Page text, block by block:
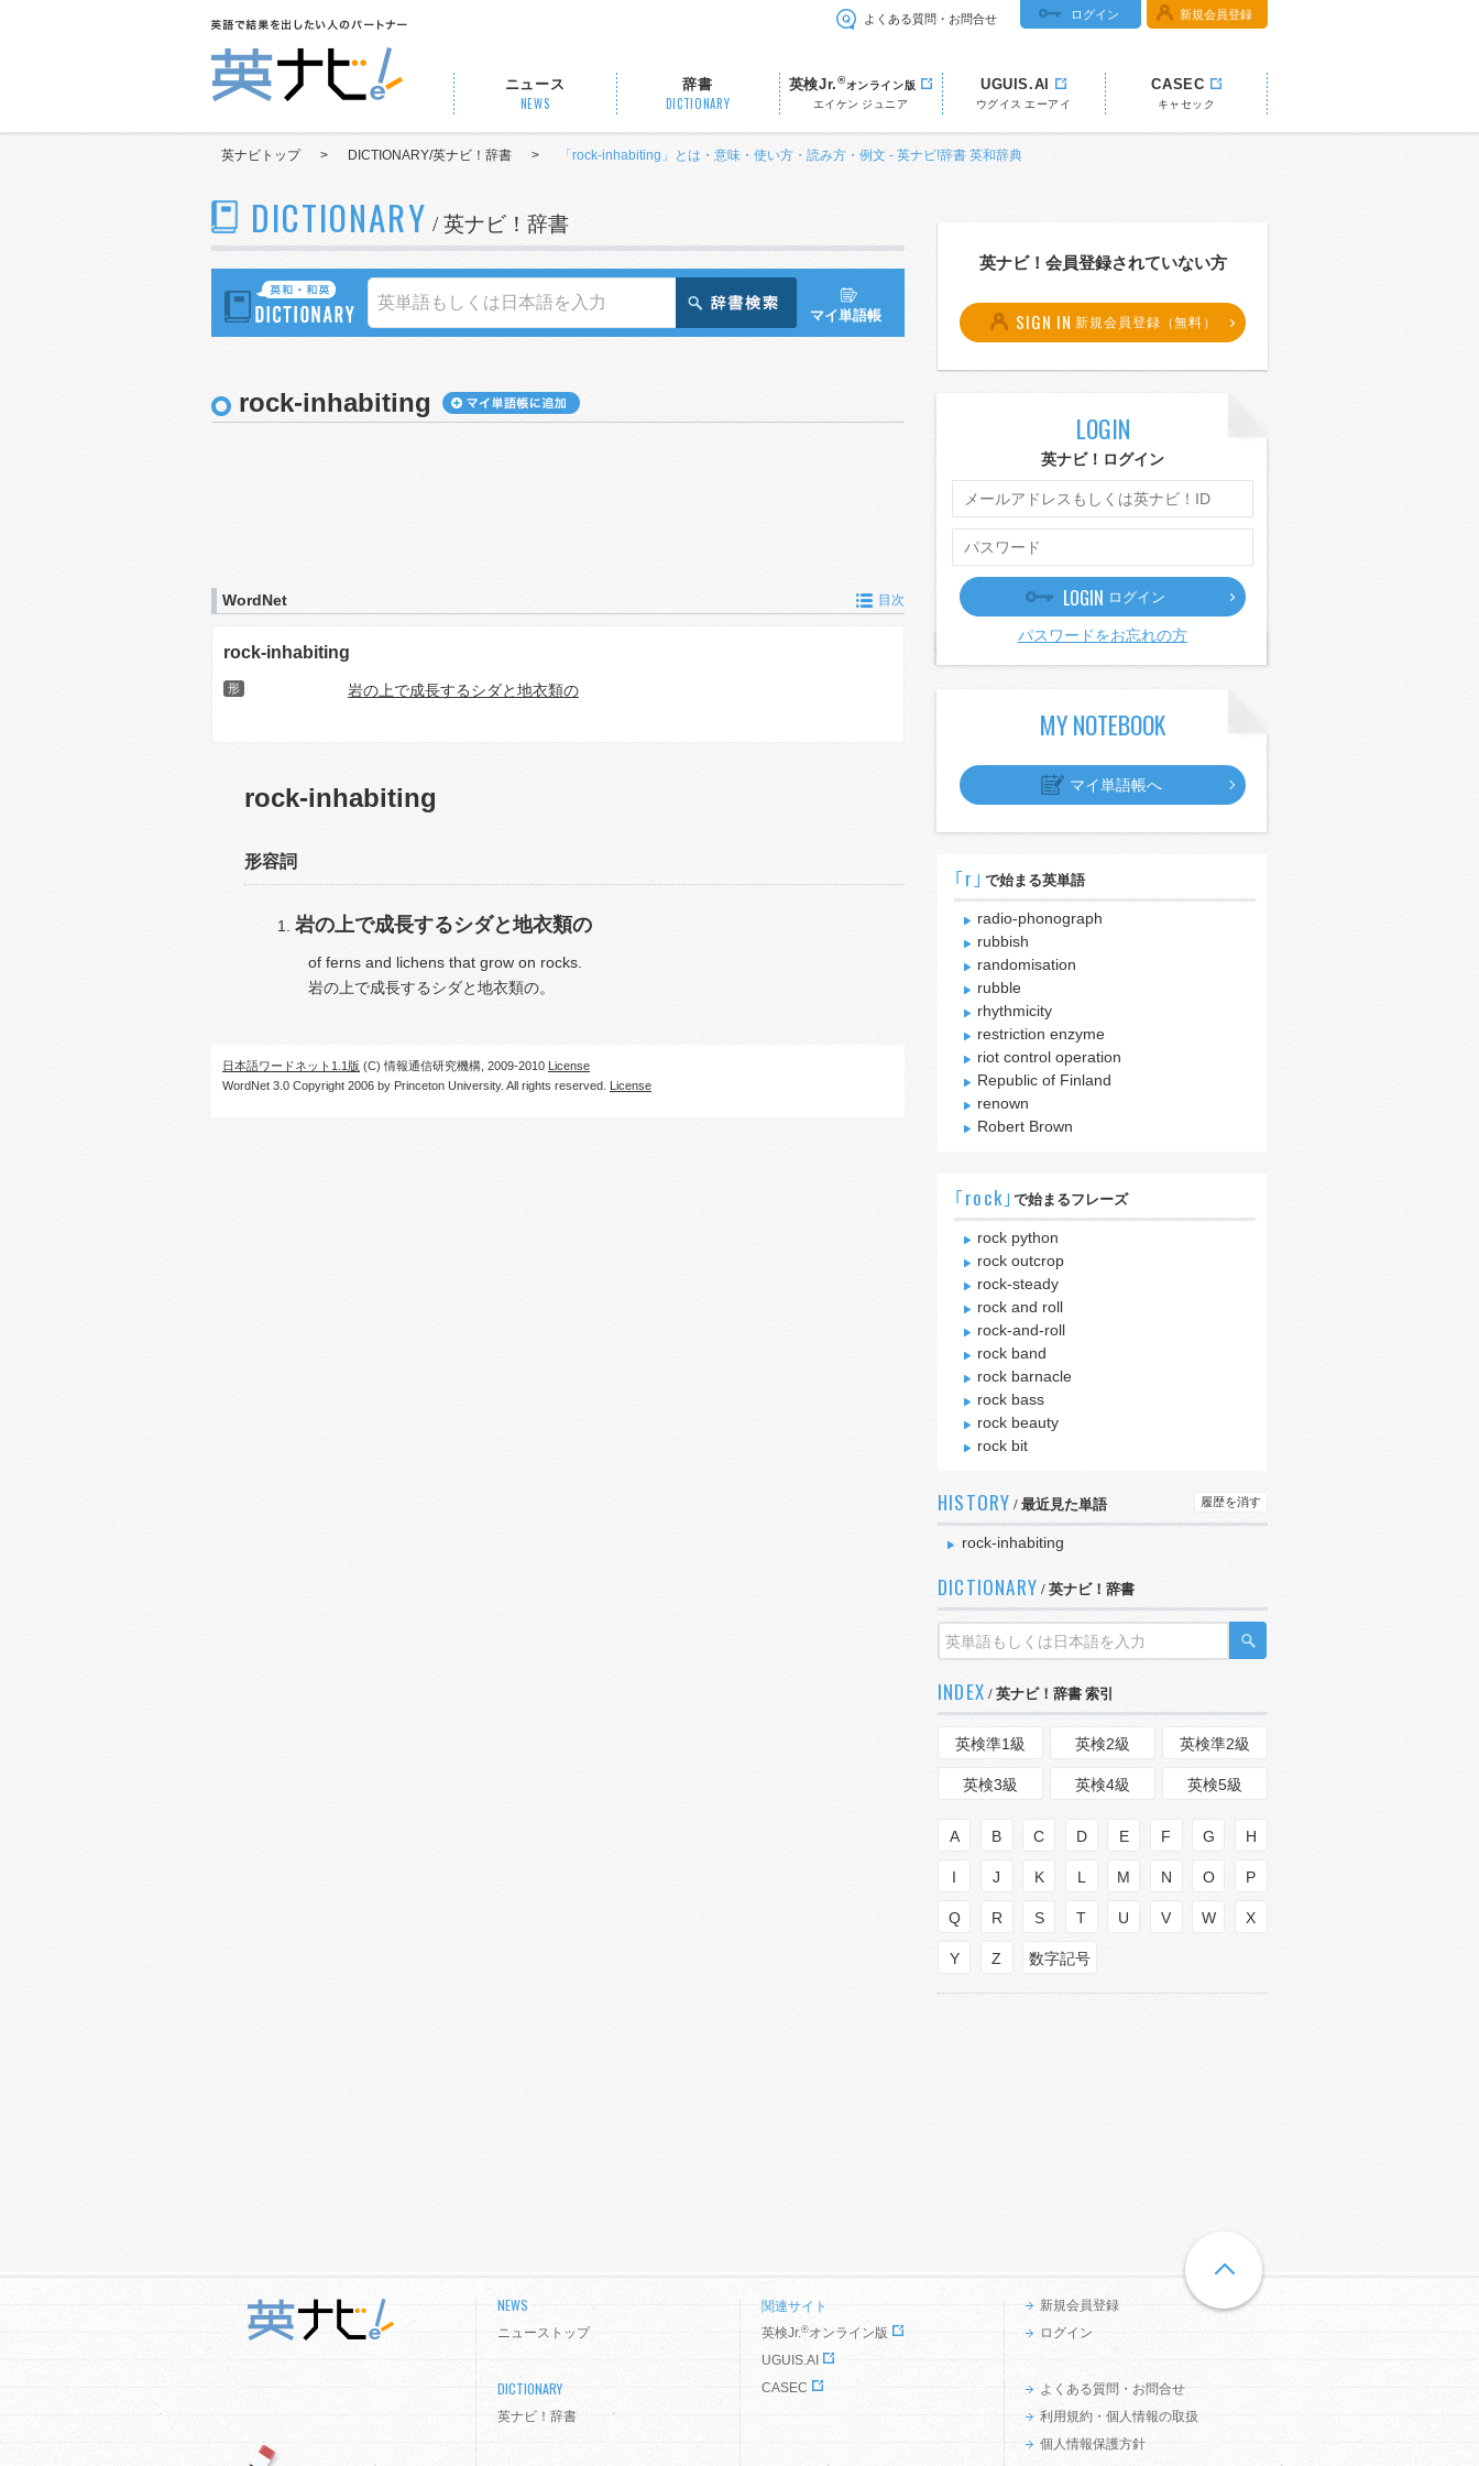
よくある質問・お問合せ ログイン 新規会員登録
ニュース
NEWS
辞書
DICTIONARY
英検Jr.®オンライン版
エイケン ジュニア
UGUIS.AI
ウグイス エーアイ
CASEC
キャセック
英ナビトップ > DICTIONARY/英ナビ！辞書 > 「rock-inhabiting」とは・意味・使い方・読み方・例文 - 英ナビ!辞書 英和辞典
DICTIONARY / 英ナビ！辞書
マイ単語帳
rock-inhabiting
WordNet 目次
rock-inhabiting
形 岩の上で成長するシダと地衣類の
rock-inhabiting
形容詞
岩の上で成長するシダと地衣類の
of ferns and lichens that grow on rocks.
岩の上で成長するシダと地衣類の。
日本語ワードネット1.1版 (C) 情報通信研究機構, 2009-2010 License
WordNet 3.0 Copyright 2006 by Princeton University. All rights reserved. License
英ナビ！会員登録されていない方
SIGN IN 新規会員登録（無料）
LOGIN
英ナビ！ログイン
LOGIN ログイン
パスワードをお忘れの方
MY NOTEBOOK
マイ単語帳へ
｢r｣ で始まる英単語
radio-phonograph
rubbish
randomisation
rubble
rhythmicity
restriction enzyme
riot control operation
Republic of Finland
renown
Robert Brown
｢rock｣で始まるフレーズ
rock python
rock outcrop
rock-steady
rock and roll
rock-and-roll
rock band
rock barnacle
rock bass
rock beauty
rock bit
HISTORY / 最近見た単語 履歴を消す
rock-inhabiting
DICTIONARY / 英ナビ！辞書
INDEX / 英ナビ！辞書 索引
英検準1級 英検2級 英検準2級
英検3級 英検4級 英検5級
A B C D E F G H
I J K L M N O P
Q R S T U V W X
Y Z 数字記号
NEWS
ニューストップ
DICTIONARY
英ナビ！辞書
関連サイト
英検Jr.®オンライン版
UGUIS.AI
CASEC
新規会員登録
ログイン
よくある質問・お問合せ
利用規約・個人情報の取扱
個人情報保護方針